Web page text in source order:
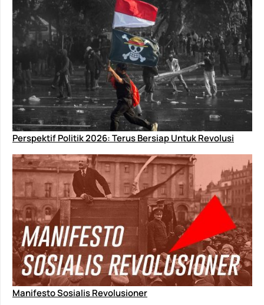
Perspektif Politik 2026: Terus Bersiap Untuk Revolusi
Manifesto Sosialis Revolusioner